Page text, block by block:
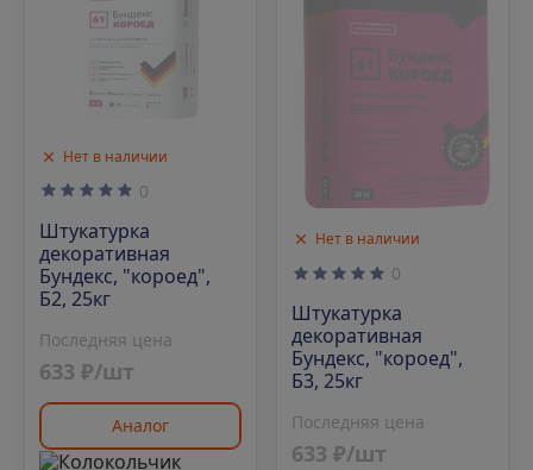
Нет в наличии
0
Штукатурка
декоративная
Бундекс, "короед",
Б2, 25кг
Последняя цена
633 ₽/шт
Аналог
Нет в наличии
0
Штукатурка
декоративная
Бундекс, "короед",
Б3, 25кг
Последняя цена
633 ₽/шт